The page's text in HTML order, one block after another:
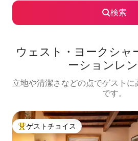
検索
ウェスト・ヨークシャ
ーションレ
立地や清潔さなどの点でゲスト
です。
大好評のゲストチョイスです。
ゲストチョイス